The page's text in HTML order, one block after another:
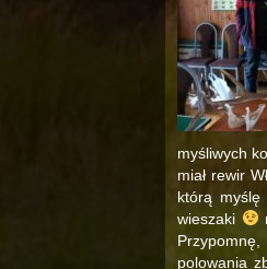
myśliwych
miał rewir
którą myślę
wieszaki
polowania